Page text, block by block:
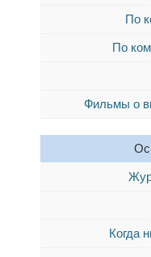
По
По
Фильмы о
Когда